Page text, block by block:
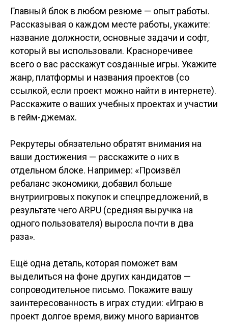
Главный блок в любом резюме — опыт работы.
Рассказывая о каждом месте работы, укажите:
название должности, основные задачи и софт,
который вы использовали. Красноречивее
всего о вас расскажут созданные игры. Укажите
жанр, платформы и названия проектов (со
ссылкой, если проект можно найти в интернете).
Расскажите о ваших учебных проектах и участии
в гейм-джемах.
Рекрутеры обязательно обратят внимания на
ваши достижения — расскажите о них в
отдельном блоке. Например: «Произвёл
ребаланс экономики, добавил больше
внутриигровых покупок и спецпредложений, в
результате чего ARPU (средняя выручка на
одного пользователя) выросла почти в два
раза».
Ещё одна деталь, которая поможет вам
выделиться на фоне других кандидатов —
сопроводительное письмо. Покажите вашу
заинтересованность в играх студии: «Играю в
проект долгое время, вижу много вариантов